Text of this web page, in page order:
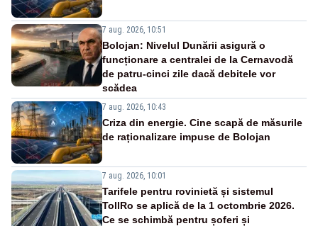
7 aug. 2026, 10:51
Bolojan: Nivelul Dunării asigură o
funcționare a centralei de la Cernavodă
de patru-cinci zile dacă debitele vor
scădea
7 aug. 2026, 10:43
Criza din energie. Cine scapă de măsurile
de raționalizare impuse de Bolojan
7 aug. 2026, 10:01
Tarifele pentru rovinietă și sistemul
TollRo se aplică de la 1 octombrie 2026.
Ce se schimbă pentru șoferi și